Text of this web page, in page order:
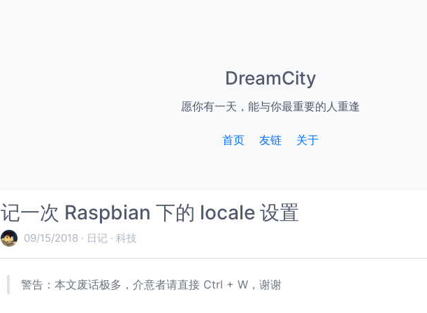
DreamCity
愿你有一天，能与你最重要的人重逢
首页 友链 关于
记一次 Raspbian 下的 locale 设置
09/15/2018 日记 科技
警告：本文废话极多，介意者请直接 Ctrl + W，谢谢